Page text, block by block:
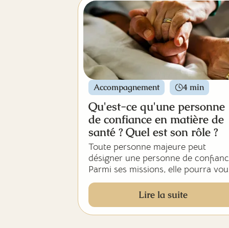
Se préparer à ces moments est
essentiel pour offrir un soutien
adapté et respecter la dignité des
personnes concernées. C’est
pourquoi nous avons choisi de
parler de “Derniers secours”, qui
propose cette formation
et nécessaire.
Accompagnement 4 min
Qu'est-ce qu'une personne
de confiance en matière de
santé ? Quel est son rôle ?
Toute personne majeure peut
désigner une personne de
Parmi ses missions, elle pourra
accompagner dans vos démarches
liées à votre santé et, si un jour,
êtes hors d’état d’exprimer votre
volonté, elle sera consultée en
Lire la suite